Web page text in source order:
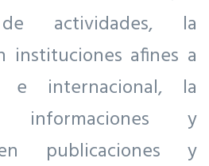
de actividades, la
instituciones afines a
e internacional, la
y
publicaciones y